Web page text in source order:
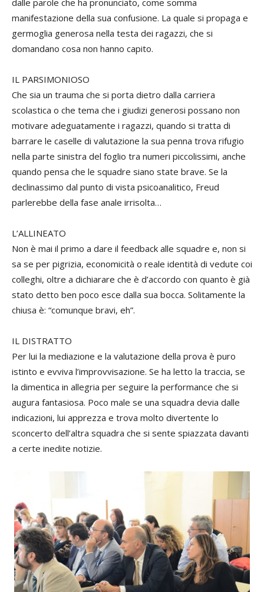
dalle parole che ha pronunciato, come somma
manifestazione della sua confusione. La quale si propaga e
germoglia generosa nella testa dei ragazzi, che si
domandano cosa non hanno capito.
IL PARSIMONIOSO
Che sia un trauma che si porta dietro dalla carriera
scolastica o che tema che i giudizi generosi possano non
motivare adeguatamente i ragazzi, quando si tratta di
barrare le caselle di valutazione la sua penna trova rifugio
nella parte sinistra del foglio tra numeri piccolissimi, anche
quando pensa che le squadre siano state brave. Se la
declinassimo dal punto di vista psicoanalitico, Freud
parlerebbe della fase anale irrisolta…
L’ALLINEATO
Non è mai il primo a dare il feedback alle squadre e, non si
sa se per pigrizia, economicità o reale identità di vedute coi
colleghi, oltre a dichiarare che è d’accordo con quanto è già
stato detto ben poco esce dalla sua bocca. Solitamente la
chiusa è: “comunque bravi, eh”.
IL DISTRATTO
Per lui la mediazione e la valutazione della prova è puro
istinto e evviva l’improvvisazione. Se ha letto la traccia, se
la dimentica in allegria per seguire la performance che si
augura fantasiosa. Poco male se una squadra devia dalle
indicazioni, lui apprezza e trova molto divertente lo
sconcerto dell’altra squadra che si sente spiazzata davanti
a certe inedite notizie.